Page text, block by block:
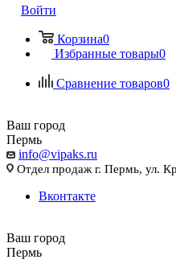
Войти
Корзина0
Избранные товары0
Сравнение товаров0
Ваш город
Пермь
info@vipaks.ru
Отдел продаж г. Пермь, ул.
Вконтакте
Ваш город
Пермь